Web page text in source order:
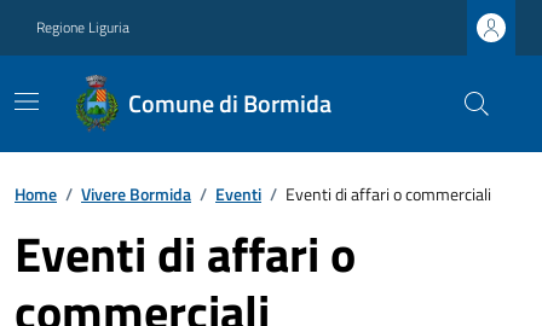
Regione Liguria
Comune di Bormida
Home / Vivere Bormida / Eventi / Eventi di affari o commerciali
Eventi di affari o